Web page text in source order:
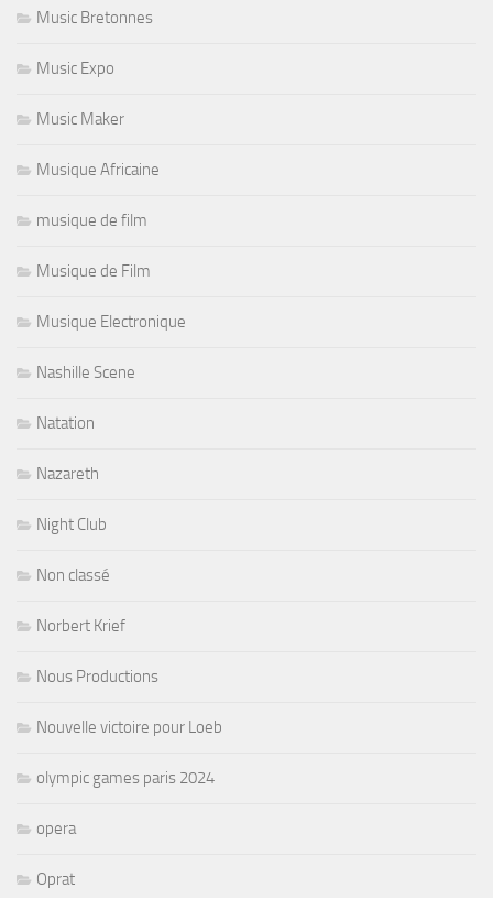
Music Bretonnes
Music Expo
Music Maker
Musique Africaine
musique de film
Musique de Film
Musique Electronique
Nashille Scene
Natation
Nazareth
Night Club
Non classé
Norbert Krief
Nous Productions
Nouvelle victoire pour Loeb
olympic games paris 2024
opera
Oprat